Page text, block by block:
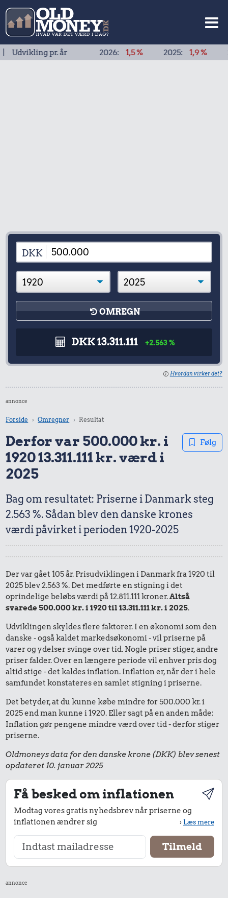
pr. år2026: 1,5 % 2025: 1,9 % 2024:
DKK
OMREGN
DKK 13.311.111 +2.563 %
Hvordan virker det?
annonce
Forside Omregner Resultat
Derfor var 500.000 kr. i
1920 13.311.111 kr. værd i
2025
Følg
Bag om resultatet: Priserne i Danmark steg
2.563 %. Sådan blev den danske krones
værdi påvirket i perioden 1920-2025
Der var gået 105 år. Prisudviklingen i Danmark fra 1920 til
2025 blev 2.563 %. Det medførte en stigning i det
oprindelige beløbs værdi på 12.811.111 kroner.Altså
svarede 500.000 kr. i 1920 til 13.311.111 kr. i 2025.
Udviklingen skyldes flere faktorer. I en økonomi som den
danske - også kaldet markedsøkonomi - vil priserne på
varer og ydelser svinge over tid. Nogle priser stiger, andre
priser falder. Over en længere periode vil enhver pris dog
altid stige - det kaldes inflation. Inflation er, når der i hele
samfundet konstateres en samlet stigning i priserne.
Det betyder, at du kunne købe mindre for 500.000 kr. i
2025 end man kunne i 1920. Eller sagt på en anden måde:
Inflation gør pengene mindre værd over tid - derfor stiger
priserne.
Oldmoneys data for den danske krone (DKK) blev senest
opdateret 10. januar 2025
Få besked om inflationen
Modtag vores gratis nyhedsbrev når priserne og
inflationen ændrer sig
›Læs mere
annonce